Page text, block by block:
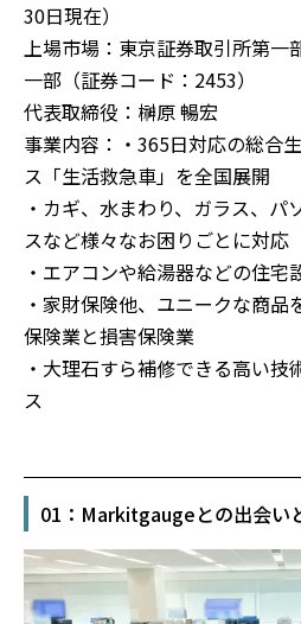
30日現在）
上場市場：東京証券取引所第
一部（証券コード：2453）
代表取締役：榊原 暢宏
事業内容：・365日対応の総合
ス「生活救急車」を全国展開
・カギ、水まわり、ガラス、パ
スなど様々なお困りごとに対応
・エアコンや給湯器などの住
・家財保険他、ユニークな商
保険業と損害保険業
・大理石すら補修できる高い
ス
01：Markitgaugeとの出会い